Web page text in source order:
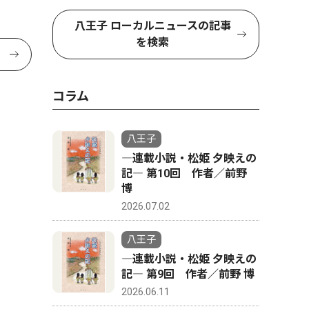
八王子 ローカルニュースの記事
を検索
コラム
八王子
―連載小説・松姫 夕映えの
記― 第10回 作者／前野
博
2026.07.02
八王子
―連載小説・松姫 夕映えの
記― 第9回 作者／前野 博
2026.06.11